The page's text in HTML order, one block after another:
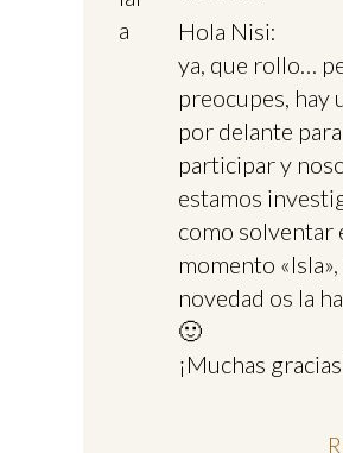
Hola Nisi:
ya, que rollo…
preocupes, hay
por delante para
participar y
estamos
como solventar
momento
novedad os la
🙂
¡Muchas